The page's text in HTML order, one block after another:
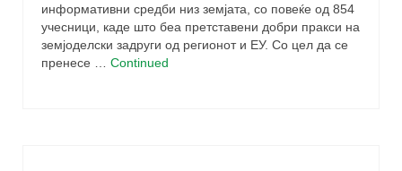
информативни средби низ земјата, со повеќе од 854
учесници, каде што беа претставени добри пракси на
земјоделски задруги од регионот и ЕУ. Со цел да се
пренесе … Continued